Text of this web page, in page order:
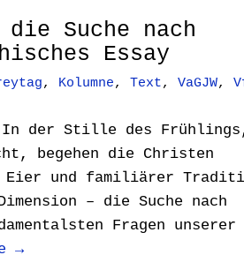
Suche nach
Essay
, Kolumne, Text, VaGJW,
In der Stille des
begehen die Christen
und familiärer
– die Suche nach
Fragen unserer
→